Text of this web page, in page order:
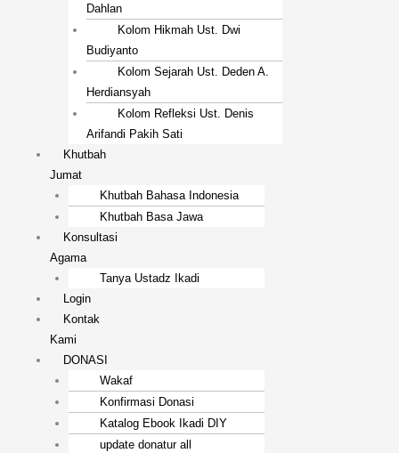
Dahlan
Kolom Hikmah Ust. Dwi
Budiyanto
Kolom Sejarah Ust. Deden A.
Herdiansyah
Kolom Refleksi Ust. Denis
Arifandi Pakih Sati
Khutbah
Jumat
Khutbah Bahasa Indonesia
Khutbah Basa Jawa
Konsultasi
Agama
Tanya Ustadz Ikadi
Login
Kontak
Kami
DONASI
Wakaf
Konfirmasi Donasi
Katalog Ebook Ikadi DIY
update donatur all